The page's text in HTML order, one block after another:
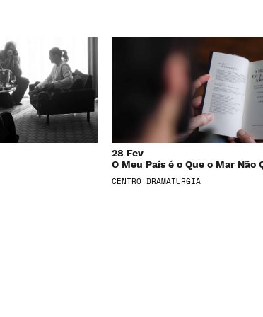
28 Fev
O Meu País é o Que o Mar Não
CENTRO DRAMATURGIA